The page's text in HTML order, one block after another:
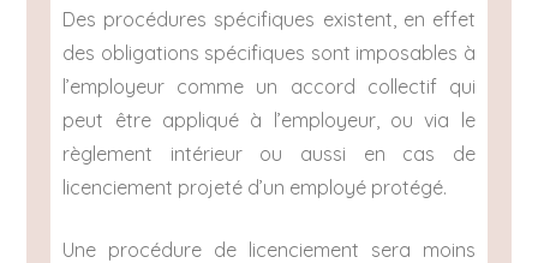
Des procédures spécifiques existent, en effet
des obligations spécifiques sont imposables à
l’employeur comme un accord collectif qui
peut être appliqué à l’employeur, ou via le
règlement intérieur ou aussi en cas de
licenciement projeté d’un employé protégé.
Une procédure de licenciement sera moins